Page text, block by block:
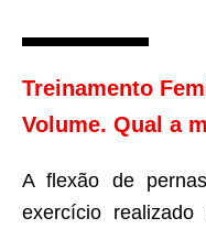
Treinamento
Volume. Qual a
A flexão de
exercício